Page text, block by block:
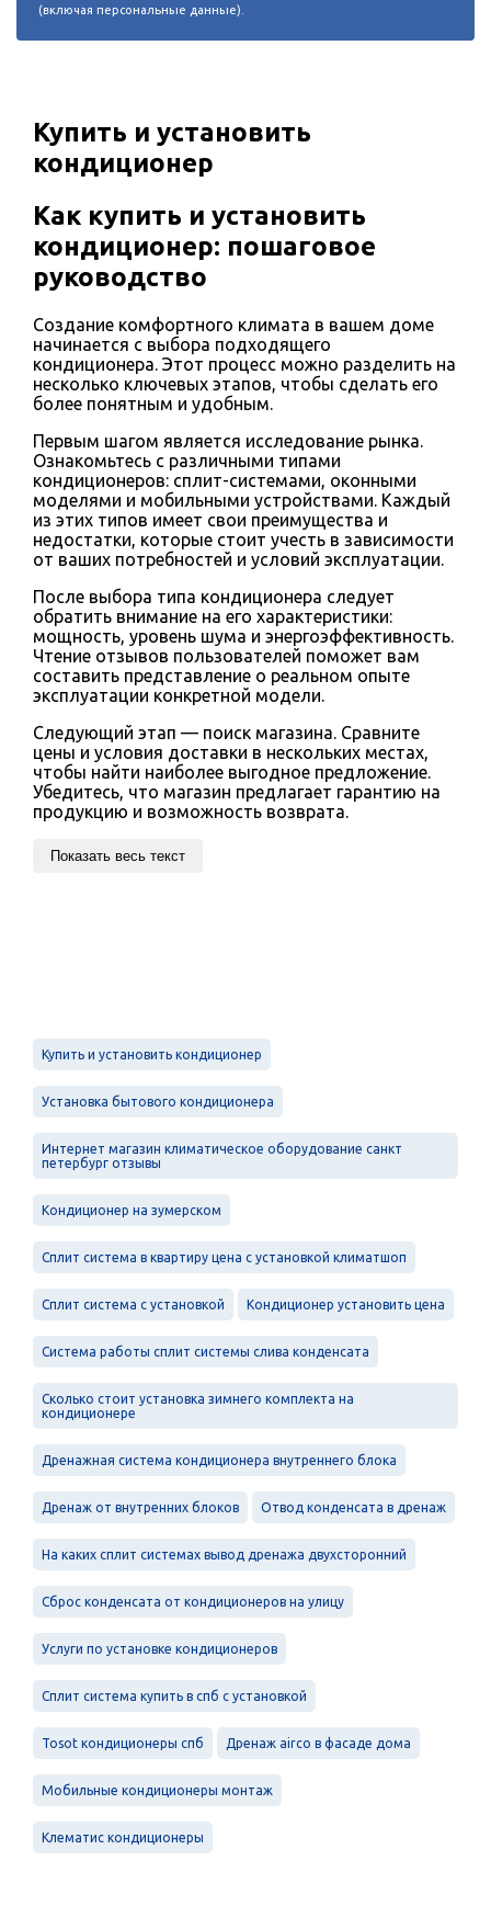
(включая персональные данные).
Купить и установить
кондиционер
Как купить и установить
кондиционер: пошаговое
руководство
Создание комфортного климата в вашем доме
начинается с выбора подходящего
кондиционера. Этот процесс можно разделить на
несколько ключевых этапов, чтобы сделать его
более понятным и удобным.
Первым шагом является исследование рынка.
Ознакомьтесь с различными типами
кондиционеров: сплит-системами, оконными
моделями и мобильными устройствами. Каждый
из этих типов имеет свои преимущества и
недостатки, которые стоит учесть в зависимости
от ваших потребностей и условий эксплуатации.
После выбора типа кондиционера следует
обратить внимание на его характеристики:
мощность, уровень шума и энергоэффективность.
Чтение отзывов пользователей поможет вам
составить представление о реальном опыте
эксплуатации конкретной модели.
Следующий этап — поиск магазина. Сравните
цены и условия доставки в нескольких местах,
чтобы найти наиболее выгодное предложение.
Убедитесь, что магазин предлагает гарантию на
продукцию и возможность возврата.
Показать весь текст
Купить и установить кондиционер
Установка бытового кондиционера
Интернет магазин климатическое оборудование санкт
петербург отзывы
Кондиционер на зумерском
Сплит система в квартиру цена с установкой климатшоп
Сплит система с установкой Кондиционер установить цена
Система работы сплит системы слива конденсата
Сколько стоит установка зимнего комплекта на
кондиционере
Дренажная система кондиционера внутреннего блока
Дренаж от внутренних блоков Отвод конденсата в дренаж
На каких сплит системах вывод дренажа двухсторонний
Сброс конденсата от кондиционеров на улицу
Услуги по установке кондиционеров
Сплит система купить в спб с установкой
Tosot кондиционеры спб Дренаж airco в фасаде дома
Мобильные кондиционеры монтаж
Клематис кондиционеры